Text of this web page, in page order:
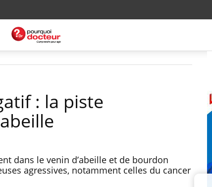
: la piste
dans le venin d’abeille et de bourdon
agressives, notamment celles du cancer